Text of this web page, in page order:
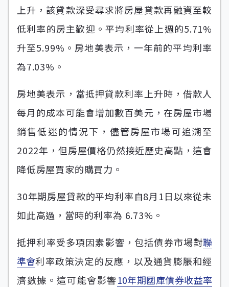
上升，該貸款深受尋求將房屋貸款再融資至較
低利率的房主歡迎。平均利率從上週的5.71%
升至5.99%。房地美表示，一年前的平均利率
為7.03%。
房地美表示，當抵押貸款利率上升時，借款人
每月的成本可能會增加數百美元，在房屋市場
銷售低迷的情況下，儘管房屋市場可追溯至
2022年，但房屋價格仍然接近歷史高點，這會
降低房屋買家的購買力。
30年期房屋貸款的平均利率自8月1日以來從未
如此高過，當時的利率為 6.73%。
抵押利率受多項因素影響，包括債券市場對聯
準會利率政策決定的反應，以及通貨膨脹和經
濟數據。這可能會影響10年期國庫債券收益率